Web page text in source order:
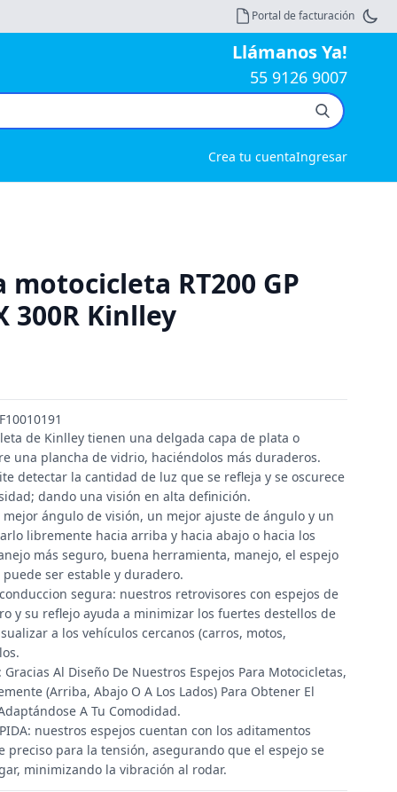
Portal de facturación
Llámanos Ya!
55 9126 9007
Crea tu cuentaIngresar
motocicleta RT200 GP
300R Kinlley
de Kinlley tienen una delgada capa de plata o
una plancha de vidrio, haciéndolos más duraderos.
detectar la cantidad de luz que se refleja y se oscurece
dando una visión en alta definición.
mejor ángulo de visión, un mejor ajuste de ángulo y un
libremente hacia arriba y hacia abajo o hacia los
más seguro, buena herramienta, manejo, el espejo
ser estable y duradero.
segura: nuestros retrovisores con espejos de
y su reflejo ayuda a minimizar los fuertes destellos de
a los vehículos cercanos (carros, motos,
Al Diseño De Nuestros Espejos Para Motocicletas,
(Arriba, Abajo O A Los Lados) Para Obtener El
A Tu Comodidad.
nuestros espejos cuentan con los aditamentos
preciso para la tensión, asegurando que el espejo se
minimizando la vibración al rodar.